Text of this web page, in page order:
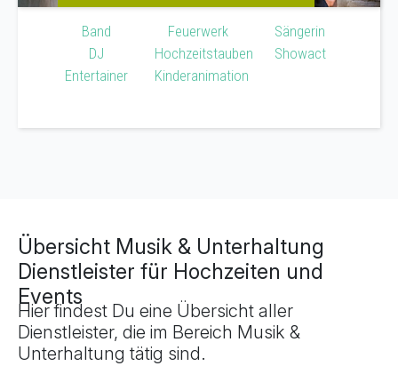
Band
DJ
Entertainer
Feuerwerk
Hochzeitstauben
Kinderanimation
Sängerin
Showact
Übersicht Musik & Unterhaltung
Dienstleister für Hochzeiten und
Events
Hier findest Du eine Übersicht aller
Dienstleister, die im Bereich Musik &
Unterhaltung tätig sind.